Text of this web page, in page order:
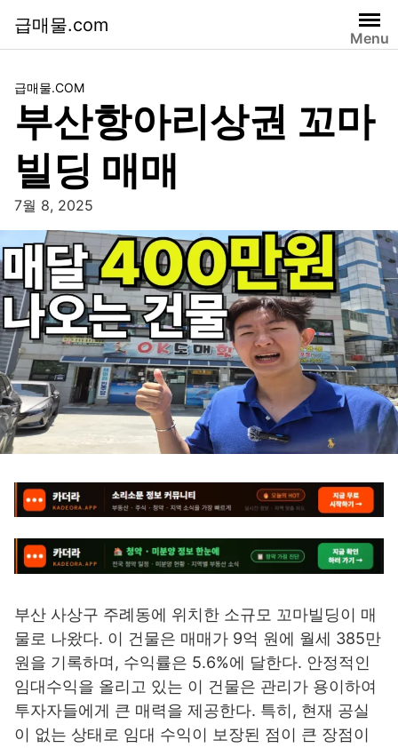
급매물.com
Menu
급매물.COM
부산항아리상권 꼬마
빌딩 매매
7월 8, 2025
부산 사상구 주례동에 위치한 소규모 꼬마빌딩이 매
물로 나왔다. 이 건물은 매매가 9억 원에 월세 385만
원을 기록하며, 수익률은 5.6%에 달한다. 안정적인
임대수익을 올리고 있는 이 건물은 관리가 용이하여
투자자들에게 큰 매력을 제공한다. 특히, 현재 공실
이 없는 상태로 임대 수익이 보장된 점이 큰 장점이